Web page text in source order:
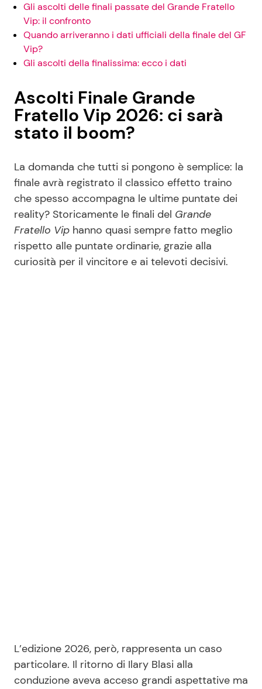
Gli ascolti delle finali passate del Grande Fratello
Vip: il confronto
Quando arriveranno i dati ufficiali della finale del GF
Vip?
Gli ascolti della finalissima: ecco i dati
Ascolti Finale Grande
Fratello Vip 2026: ci sarà
stato il boom?
La domanda che tutti si pongono è semplice: la
finale avrà registrato il classico effetto traino
che spesso accompagna le ultime puntate dei
reality? Storicamente le finali del Grande
Fratello Vip hanno quasi sempre fatto meglio
rispetto alle puntate ordinarie, grazie alla
curiosità per il vincitore e ai televoti decisivi.
L’edizione 2026, però, rappresenta un caso
particolare. Il ritorno di Ilary Blasi alla
conduzione aveva acceso grandi aspettative ma